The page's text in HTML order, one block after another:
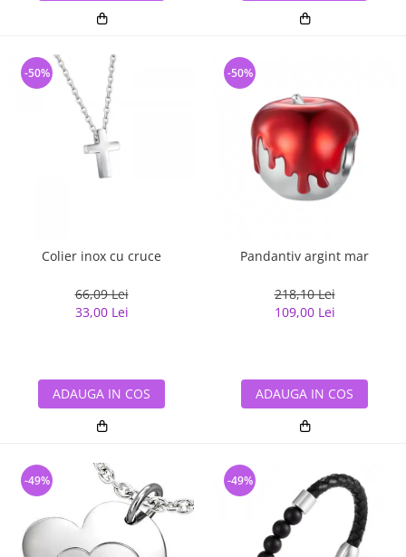
Colier inox cu cruce
66,09 Lei
33,00 Lei
-50%
ADAUGA IN COS
Pandantiv argint mar
218,10 Lei
109,00 Lei
-50%
ADAUGA IN COS
-49% -49%